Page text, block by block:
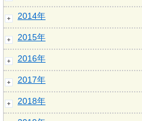
2014年
2015年
2016年
2017年
2018年